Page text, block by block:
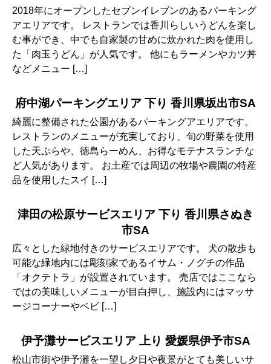
2018年にオープンしたセブンイレブンのあるパーキング
アエリアです。 レストランでは香川らしいうどんを楽し
む事ができ、中でも自家製の甘めに炊かれた肉を使用し
た「肉玉うどん」が人気です。 他にもラーメンやカツ丼
などメニュー […]
府中湖パーキングエリア 下り 香川県坂出市SA
綺麗に整備された公園があるパーキングアエリアです。
レストランのメニューが充実しており、旬の野菜を使用
した天ぷらや、徳島らーめん、お得なモテナスランチな
ど人気があります。 お土産では周辺の牧場や農園の特産
品を使用したスイ […]
津田の松原サービスエリア 下り 香川県さぬき
市SA
広々とした緑地付きのサービスエリアです。 犬の散歩も
可能な緑地内には彫刻家であるイサム・ノグチの作品
「オクテトラ」が設置されています。 売店ではここなら
ではの美味しいメニューが目白押し、施設内にはマッサ
ージコーナーやベビ […]
伊予灘サービスエリア 上り 愛媛県伊予市SA
松山市街や伊予灘を一望し夕日や夜景がとても美しいサ